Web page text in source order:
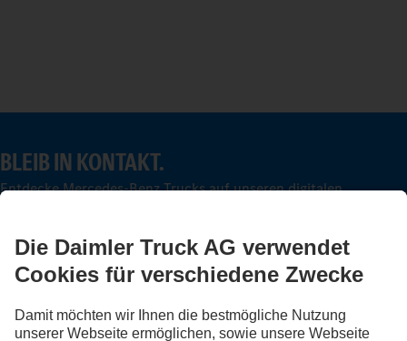
BLEIB IN KONTAKT.
Entdecke Mercedes-Benz Trucks auf unseren digitalen